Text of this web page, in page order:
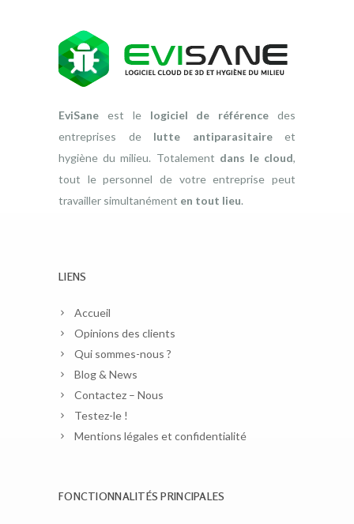
EviSane est le logiciel de référence des
entreprises de lutte antiparasitaireet
hygiène du milieu. Totalement dans le cloud,
tout le personnel de votre entreprise peut
travailler simultanément en tout lieu.
LIENS
Accueil
Opinions des clients
Qui sommes-nous ?
Blog & News
Contactez – Nous
Testez-le !
Mentions légales et confidentialité
FONCTIONNALITÉS PRINCIPALES